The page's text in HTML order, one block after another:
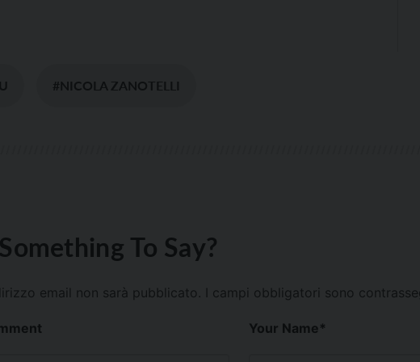
#NICOLA ZANOTELLI
To Say?
email non sarà pubblicato. I campi obbligatori sono
Your Name*